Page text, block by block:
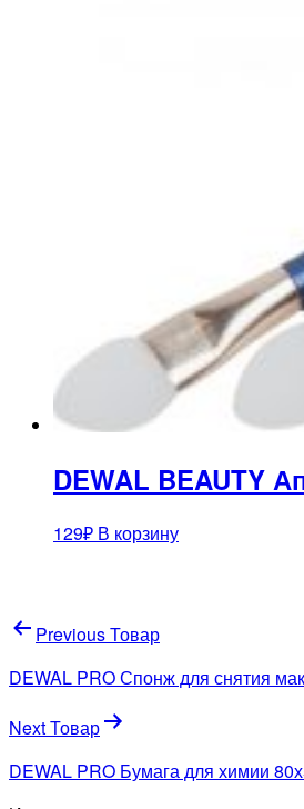
DEWAL BEAUTY
129₽ В корзину
Навигация
по
записям
Previous Товар
DEWAL PRO Спонж для снятия
Next Товар
DEWAL PRO Бумага для химии